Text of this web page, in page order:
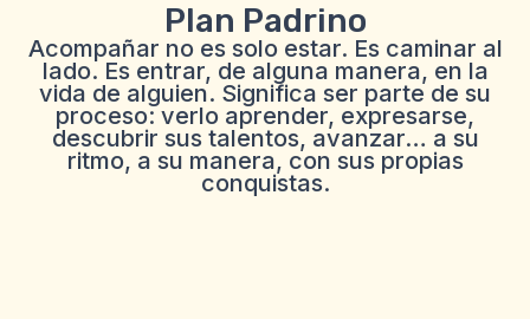
Plan Padrino
Acompañar no es solo estar. Es caminar al
lado. Es entrar, de alguna manera, en la
vida de alguien. Significa ser parte de su
proceso: verlo aprender, expresarse,
descubrir sus talentos, avanzar… a su
ritmo, a su manera, con sus propias
conquistas.